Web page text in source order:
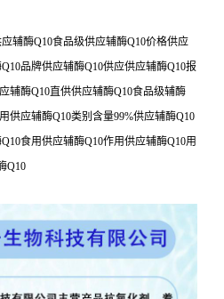
辅酶Q10食品级供应辅酶Q10价格供应
品牌供应辅酶Q10供应供应辅酶Q10报
辅酶Q10直供供应辅酶Q10食品级辅酶
供应辅酶Q10类别含量99%供应辅酶Q10
食用供应辅酶Q10作用供应辅酶Q10用
Q10